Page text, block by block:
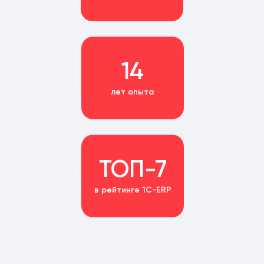
ТОП-7
в рейтинге 1С-ERP
лет опыта
14